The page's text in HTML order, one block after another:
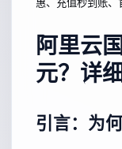
阿里云
元？详
引言：为